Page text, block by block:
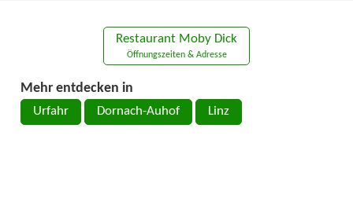
Restaurant Moby Dick
Öffnungszeiten & Adresse
Mehr entdecken in
Urfahr Dornach-Auhof Linz